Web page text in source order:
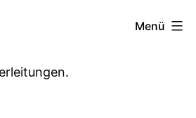
Menü